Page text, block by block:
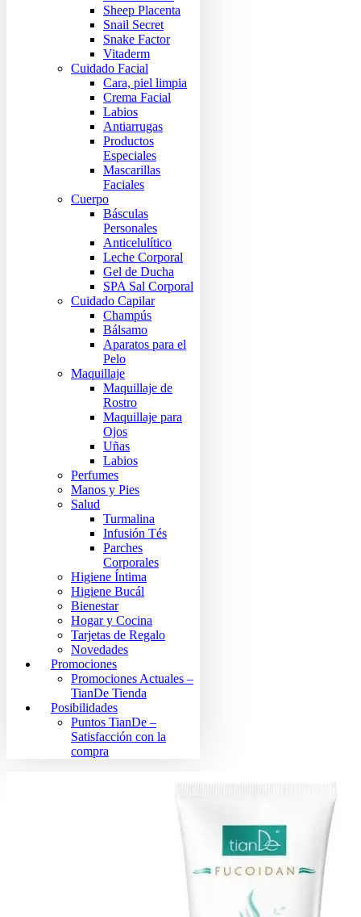
Sheep Placenta
Snail Secret
Snake Factor
Vitaderm
Cuidado Facial
Cara, piel limpia
Crema Facial
Labios
Antiarrugas
Productos
Especiales
Mascarillas
Faciales
Cuerpo
Básculas
Personales
Anticelulítico
Leche Corporal
Gel de Ducha
SPA Sal Corporal
Cuidado Capilar
Champús
Bálsamo
Aparatos para el
Pelo
Maquillaje
Maquillaje de
Rostro
Maquillaje para
Ojos
Uñas
Labios
Perfumes
Manos y Pies
Salud
Turmalina
Infusión Tés
Parches
Corporales
Higiene Íntima
Higiene Bucál
Bienestar
Hogar y Cocina
Tarjetas de Regalo
Novedades
Promociones
Promociones Actuales –
TianDe Tienda
Posibilidades
Puntos TianDe –
Satisfacción con la
compra